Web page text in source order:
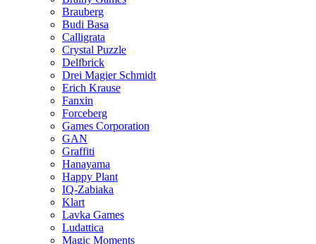
Brauberg
Budi Basa
Calligrata
Crystal Puzzle
Delfbrick
Drei Magier Schmidt
Erich Krause
Fanxin
Forceberg
Games Corporation
GAN
Graffiti
Hanayama
Happy Plant
IQ-Zabiaka
Klart
Lavka Games
Ludattica
Magic Moments